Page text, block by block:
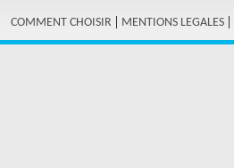
COMMENT CHOISIR | MENTIONS LEGALES |